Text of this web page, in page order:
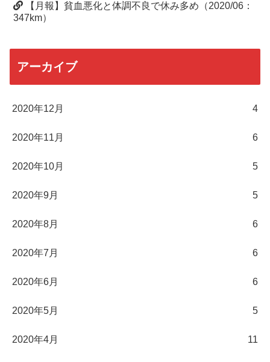
【月報】貧血悪化と体調不良で休み多め（2020/06：
347km）
アーカイブ
2020年12月 4
2020年11月 6
2020年10月 5
2020年9月 5
2020年8月 6
2020年7月 6
2020年6月 6
2020年5月 5
2020年4月 11